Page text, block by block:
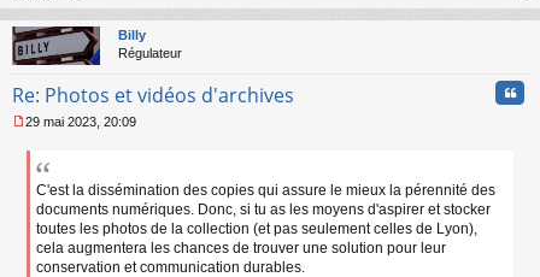
au
Billy
Régulateur
Re: Photos et vidéos d'archives
e
29 mai 2023, 20:09
C'est la dissémination des copies qui assure le mieux la pérennité des
documents numériques. Donc, si tu as les moyens d'aspirer et stocker
toutes les photos de la collection (et pas seulement celles de Lyon),
cela augmentera les chances de trouver une solution pour leur
conservation et communication durables.